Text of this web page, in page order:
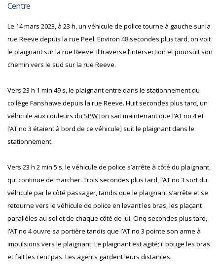
Centre
Le 14 mars 2023, à 23 h, un véhicule de police tourne à gauche sur la
rue Reeve depuis la rue Peel. Environ 48 secondes plus tard, on voit
le plaignant sur la rue Reeve. Il traverse l’intersection et poursuit son
chemin vers le sud sur la rue Reeve.
Vers 23 h 1 min 49 s, le plaignant entre dans le stationnement du
collège Fanshawe depuis la rue Reeve. Huit secondes plus tard, un
véhicule aux couleurs du SPW[on sait maintenant que l’ATno 4 et
l’ATno 3 étaient à bord de ce véhicule] suit le plaignant dans le
stationnement.
Vers 23 h 2 min 5 s, le véhicule de police s’arrête à côté du plaignant,
qui continue de marcher. Trois secondes plus tard, l’ATno 3 sort du
véhicule par le côté passager, tandis que le plaignant s’arrête et se
retourne vers le véhicule de police en levant les bras, les plaçant
parallèles au sol et de chaque côté de lui. Cinq secondes plus tard,
l’ATno 4 ouvre sa portière tandis que l’ATno 3 pointe son arme à
impulsions vers le plaignant. Le plaignant est agité; il bouge les bras
et fait les cent pas. Les agents gardent leurs distances.